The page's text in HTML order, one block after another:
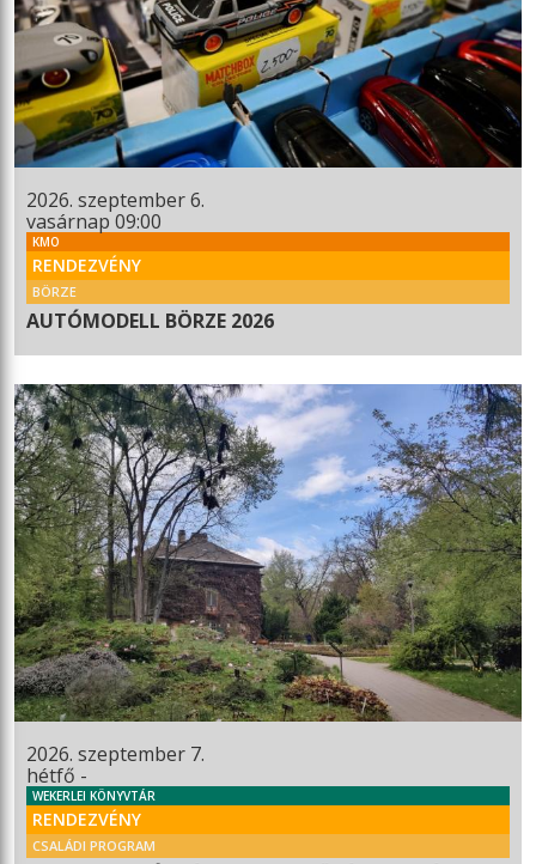
2026. szeptember 6.
vasárnap 09:00
KMO
RENDEZVÉNY
BÖRZE
AUTÓMODELL BÖRZE 2026
2026. szeptember 7.
hétfő -
WEKERLEI KÖNYVTÁR
RENDEZVÉNY
CSALÁDI PROGRAM